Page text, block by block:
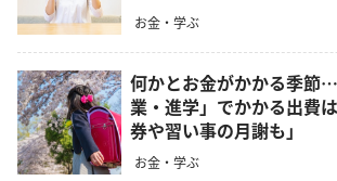
お金・学ぶ
何かとお金がかかる季節
業・進学」でかかる出費
券や習い事の月謝も」
お金・学ぶ